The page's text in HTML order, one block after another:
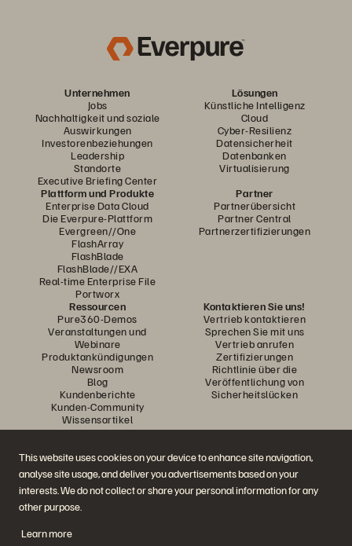
This website uses cookies on your device to enhance site navigation,
analyse site usage, and deliver you advertisements based on your
interests. We do not collect or share your personal information for any
other purpose.
Learn more
Unternehmen
Jobs
Nachhaltigkeit und soziale
Auswirkungen
Investorenbeziehungen
Leadership
Standorte
Executive Briefing Center
Lösungen
Künstliche Intelligenz
Cloud
Cyber-Resilienz
Datensicherheit
Datenbanken
Virtualisierung
Plattform und Produkte
Enterprise Data Cloud
Die Everpure-Plattform
Evergreen//One
FlashArray
FlashBlade
FlashBlade//EXA
Real-time Enterprise File
Portworx
Partner
Partnerübersicht
Partner Central
Partnerzertifizierungen
Ressourcen
Pure360-Demos
Veranstaltungen und
Webinare
Produktankündigungen
Newsroom
Blog
Kundenberichte
Kunden-Community
Wissensartikel
Kontaktieren Sie uns!
Vertrieb kontaktieren
Sprechen Sie mit uns
Vertrieb anrufen
Zertifizierungen
Richtlinie über die
Veröffentlichung von
Sicherheitslücken
Diskutiere mit
Folgen Sie den Everpure Social Media Kanälen